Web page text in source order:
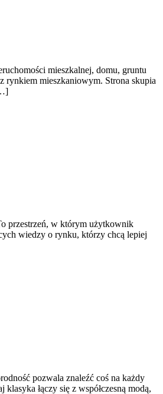
mieszkalnej, domu, gruntu
rynkiem mieszkaniowym. Strona skupia
przestrzeń, w którym użytkownik
wiedzy o rynku, którzy chcą lepiej
pozwala znaleźć coś na każdy
łączy się z współczesną modą,